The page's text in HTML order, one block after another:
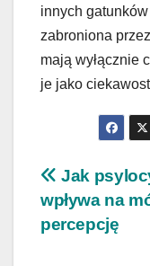
innych
zabroniona
mają wyłącznie
je jako
wpisu
Jak
wpływa na
percepcję